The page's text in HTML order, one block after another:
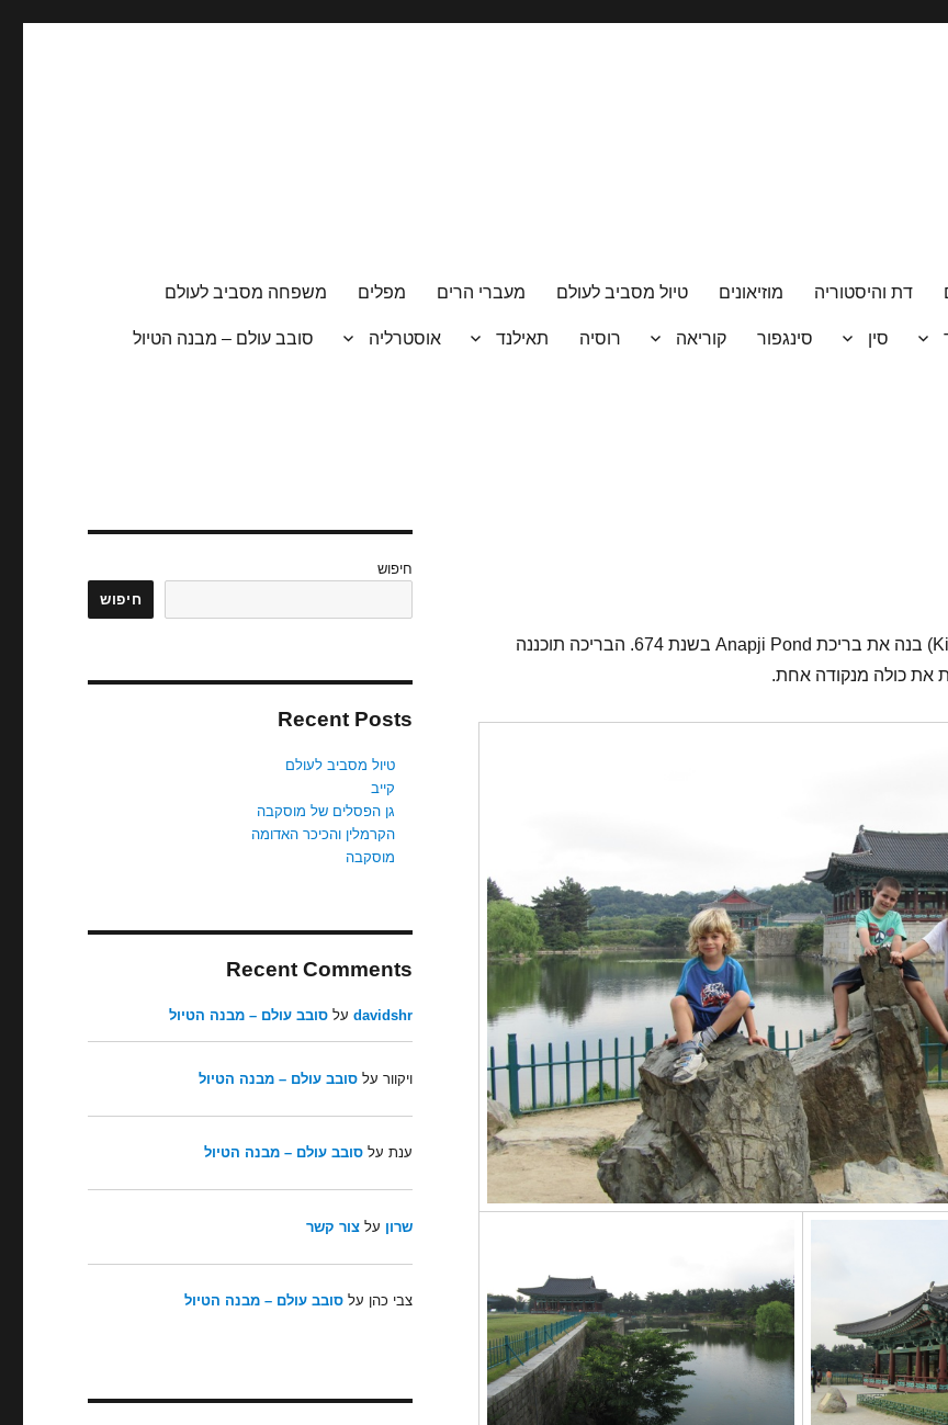
דת והיסטוריה מוזיאונים טיול מסביב לעולם מעברי הרים מפלים משפחה מסביב לעולם
סין סינגפור קוריאה רוסיה תאילנד אוסטרליה סובב עולם – מבנה הטיול
המלך מונמו (King Munmu) בנה את בריכת Anapji Pond בשנת 674. הבריכה תוכננה
את כולה מנקודה אחת.
חיפוש
חיפוש
Recent Posts
טיול מסביב לעולם
קייב
גן הפסלים של מוסקבה
הקרמלין והכיכר האדומה
מוסקבה
Recent Comments
davidshrעל סובב עולם – מבנה הטיול
ויקוורעל סובב עולם – מבנה הטיול
ענתעל סובב עולם – מבנה הטיול
שרון על צור קשר
צבי כהן על סובב עולם – מבנה הטיול